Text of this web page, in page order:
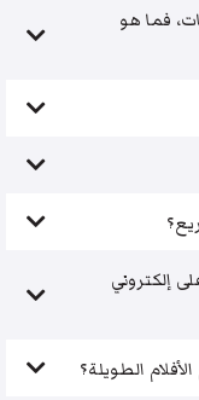
فما هو
إلكتروني
الطويلة؟